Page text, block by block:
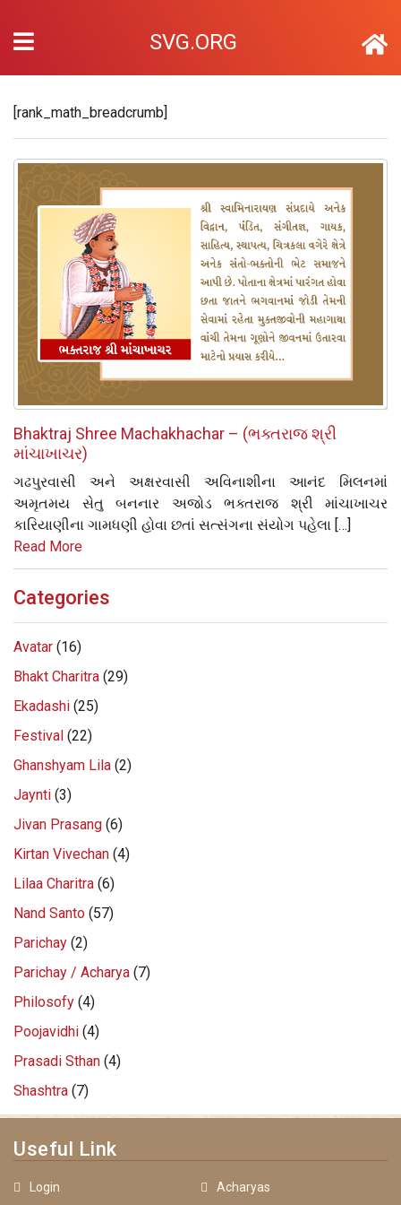
SVG.ORG
[rank_math_breadcrumb]
Bhaktraj Shree Machakhachar – (ભક્તરાજ શ્રી
માંચાખાચર)
ગઢપુરવાસી અને અક્ષરવાસી અવિનાશીના આનંદ મિલનમાં
અમૃતમય સેતુ બનનાર અજોડ ભક્તરાજ શ્રી માંચાખાચર
કારિયાણીના ગામધણી હોવા છતાં સત્સંગના સંયોગ પહેલા […]
Read More
Categories
Avatar (16)
Bhakt Charitra (29)
Ekadashi (25)
Festival (22)
Ghanshyam Lila (2)
Jaynti (3)
Jivan Prasang (6)
Kirtan Vivechan (4)
Lilaa Charitra (6)
Nand Santo (57)
Parichay (2)
Parichay / Acharya (7)
Philosofy (4)
Poojavidhi (4)
Prasadi Sthan (4)
Shashtra (7)
Useful Link
Login
Acharyas